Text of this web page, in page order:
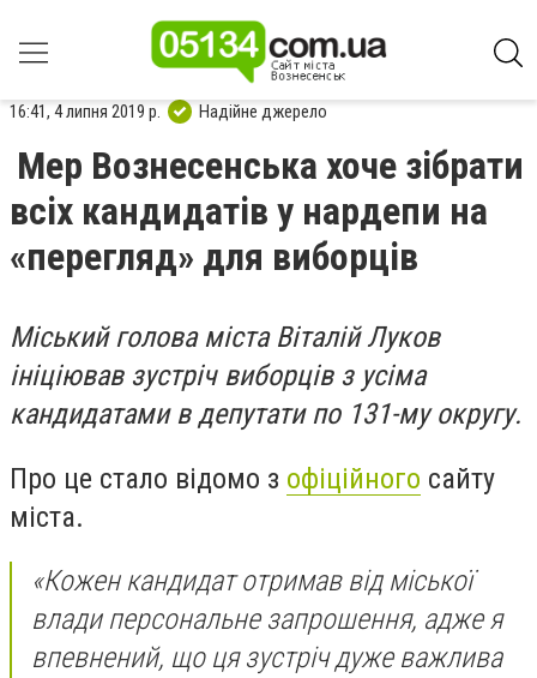
16:41, 4 липня 2019 р. Надійне джерело
Мер Вознесенська хоче зібрати
всіх кандидатів у нардепи на
«перегляд» для виборців
Міський голова міста Віталій Луков
ініціював зустріч виборців з усіма
кандидатами в депутати по 131-му округу.
Про це стало відомо з офіційного сайту
міста.
«Кожен кандидат отримав від міської
влади персональне запрошення, адже я
впевнений, що ця зустріч дуже важлива